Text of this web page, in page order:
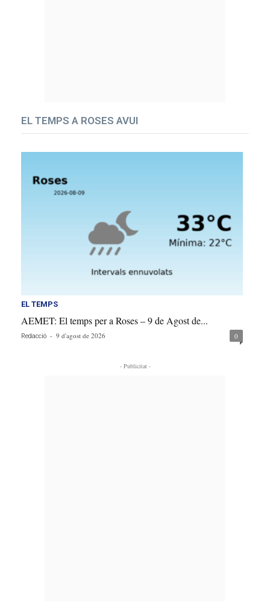
EL TEMPS A ROSES AVUI
EL TEMPS
AEMET: El temps per a Roses – 9 de Agost de...
Redacció - 9 d'agost de 2026 0
- Publicitat -